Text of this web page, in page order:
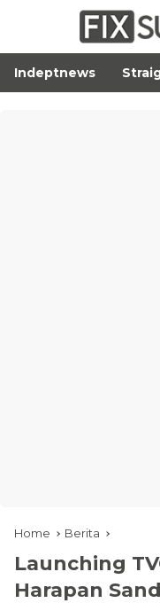
Indeptnews
Home Berita
Launching
Harapan